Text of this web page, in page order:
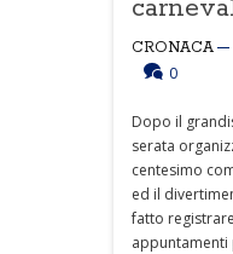
CRONACA
0
Dopo il
serata
centesimo
ed il
fatto
appuntamenti